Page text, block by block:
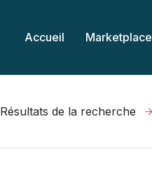
Accueil Marketplace
Résultats de la recherche